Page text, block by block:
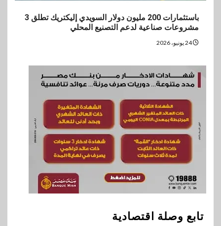
باستثمارات 200 مليون دولار السويدي إليكتريك تطلق 3
مشروعات صناعية لدعم التصنيع المحلي
24 يونيو، 2026
تابع وصلة اقتصادية